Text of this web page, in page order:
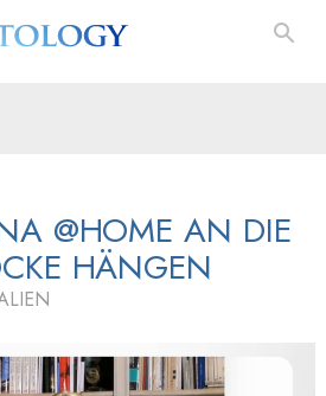
@HOME AN DIE
HÄNGEN